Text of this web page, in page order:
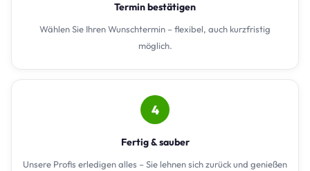
Termin bestätigen
Wählen Sie Ihren Wunschtermin – flexibel, auch kurzfristig
möglich.
4
Fertig & sauber
Unsere Profis erledigen alles – Sie lehnen sich zurück und genießen